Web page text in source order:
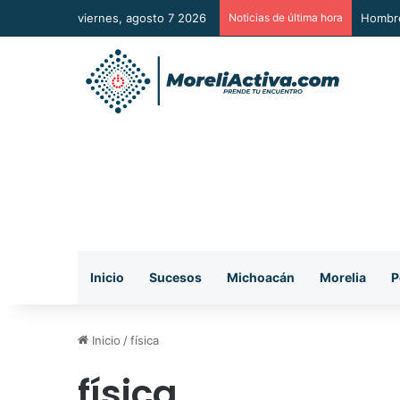
viernes, agosto 7 2026 Noticias de última hora A
Inicio Sucesos Michoacán Morelia
Inicio /física